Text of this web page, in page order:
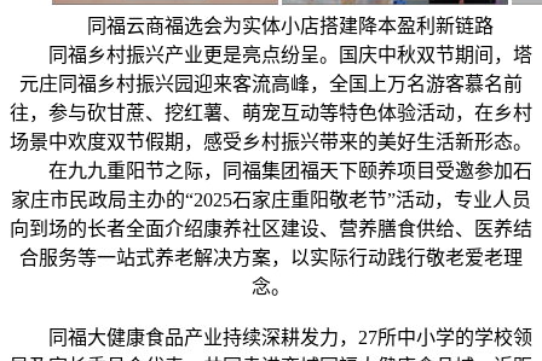
同福云商福选会为实体小店搭建降本盈利新链路
同福乡村振兴产业更是亮点纷呈。国庆中秋双节期间，塔
元庄同福乡村振兴园迎来客流高峰，全国上万名游客慕名前
往，参与砍甘蔗、挖红薯、萌宠互动等特色体验活动，在乡村
场景中欢度双节假期，感受乡村振兴带来的美好生活新形态。
在九九重阳节之际，同福集团福天下颐养项目受邀参加石
家庄市民政局主办的“2025石家庄重阳敬老节”活动，专业人员
向到场的长者全面介绍康养社区建设、营养膳食供给、医养结
合服务等一站式养老解决方案，以实际行动践行敬老爱老理
念。
同福大健康食品产业持续深耕发力，27所中小学的学校领